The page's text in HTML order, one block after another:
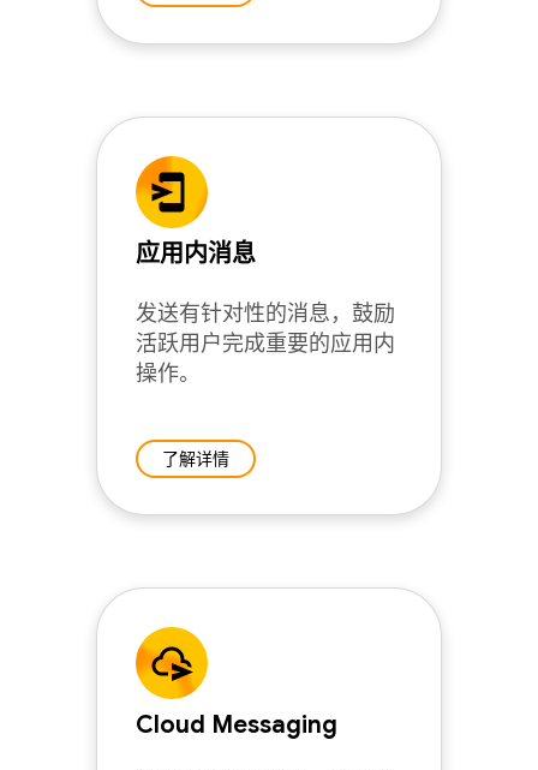
应用内消息
发送有针对性的消息，鼓励
活跃用户完成重要的应用内
操作。
了解详情
Cloud Messaging